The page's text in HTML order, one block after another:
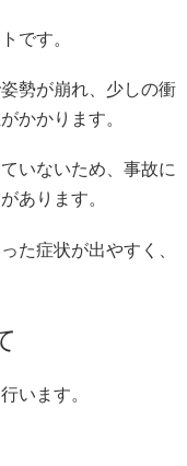
です。
勢が崩れ、少しの衝
かかります。
いないため、事故に
あります。
た症状が出やすく、
います。